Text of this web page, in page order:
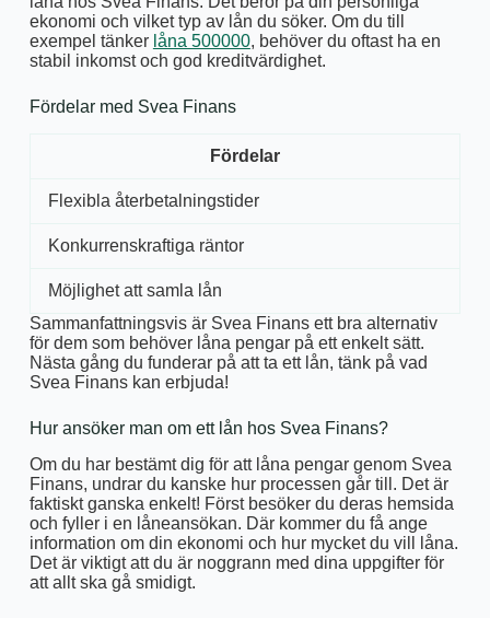
ekonomi och vilket typ av lån du söker. Om du till
exempel tänker låna 500000, behöver du oftast ha en
stabil inkomst och god kreditvärdighet.
Fördelar med Svea Finans
Fördelar
Flexibla återbetalningstider
Konkurrenskraftiga räntor
Möjlighet att samla lån
Sammanfattningsvis är Svea Finans ett bra alternativ
för dem som behöver låna pengar på ett enkelt sätt.
Nästa gång du funderar på att ta ett lån, tänk på vad
Svea Finans kan erbjuda!
Hur ansöker man om ett lån hos Svea Finans?
Om du har bestämt dig för att låna pengar genom Svea
Finans, undrar du kanske hur processen går till. Det är
faktiskt ganska enkelt! Först besöker du deras hemsida
och fyller i en låneansökan. Där kommer du få ange
information om din ekonomi och hur mycket du vill låna.
Det är viktigt att du är noggrann med dina uppgifter för
att allt ska gå smidigt.